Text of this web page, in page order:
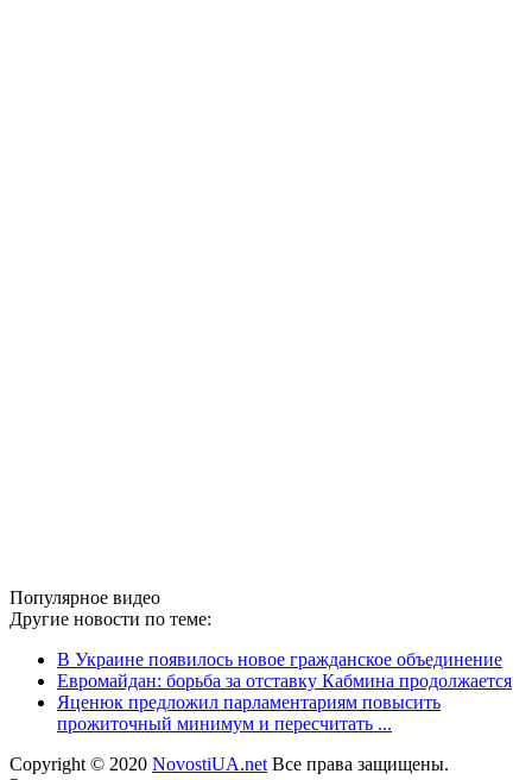
Популярное видео
Другие новости по теме:
В Украине появилось новое гражданское объединение
Евромайдан: борьба за отставку Кабмина продолжается
Яценюк предложил парламентариям повысить
прожиточный минимум и пересчитать ...
Copyright © 2020 NovostiUA.net Все права защищены.